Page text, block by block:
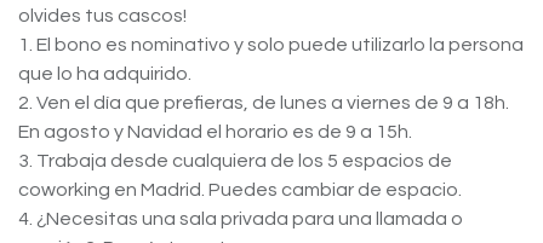
olvides tus cascos!
1. El bono es nominativo y solo puede utilizarlo la persona
que lo ha adquirido.
2. Ven el día que prefieras, de lunes a viernes de 9 a 18h.
En agosto y Navidad el horario es de 9 a 15h.
3. Trabaja desde cualquiera de los 5 espacios de
coworking en Madrid. Puedes cambiar de espacio.
4. ¿Necesitas una sala privada para una llamada o